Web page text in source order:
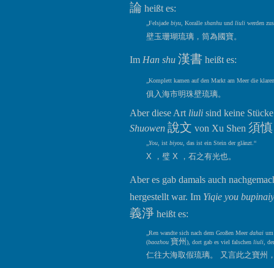
論 heißt es:
„Felsjade biyu , Koralle shanhu und liuli werden
壁玉珊瑚琉璃，筒為國寶。
Im Han shu 漢書 heißt es:
„Komplett kamen auf den Markt am Meer die
俱入海市明珠壁琉璃。
Aber diese Art liuli sind keine
Shuowen 說文 von Xu Shen 須慎
You , ist biyou , das ist ein Stein der glänzt.“
X ，璧 X ，石之有光也。
Aber es gab damals auch
hergestellt war. Im Yiqie you
義淨 heißt es:
„Ren wandte sich nach dem Großen Meerdahai
(baozhou 寶州 ), dort gab es viel falschen liuli ,
仁往大海取假琉璃。 又言此之寶州